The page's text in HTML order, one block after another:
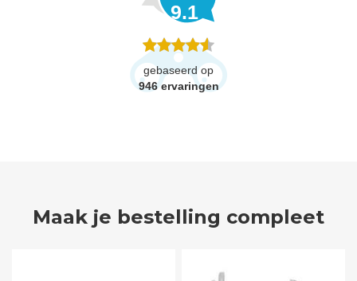
9.1
gebaseerd op
946 ervaringen
Maak je bestelling compleet